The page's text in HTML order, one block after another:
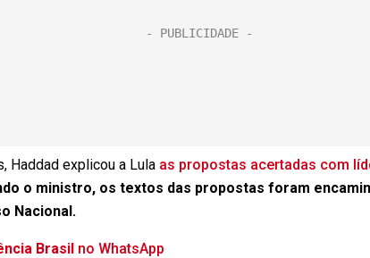
Haddad explicou a Lula as propostas acertadas com
o ministro, os textos das propostas foram
Nacional.
Brasil no WhatsApp